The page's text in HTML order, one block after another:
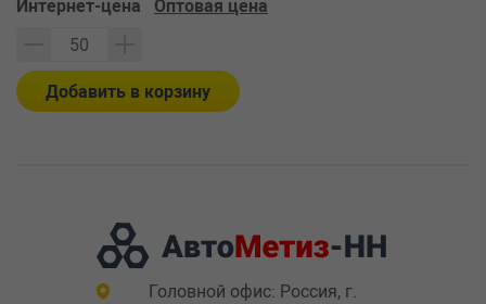
Интернет-цена Оптовая цена
Добавить в корзину
Головной офис: Россия, г.